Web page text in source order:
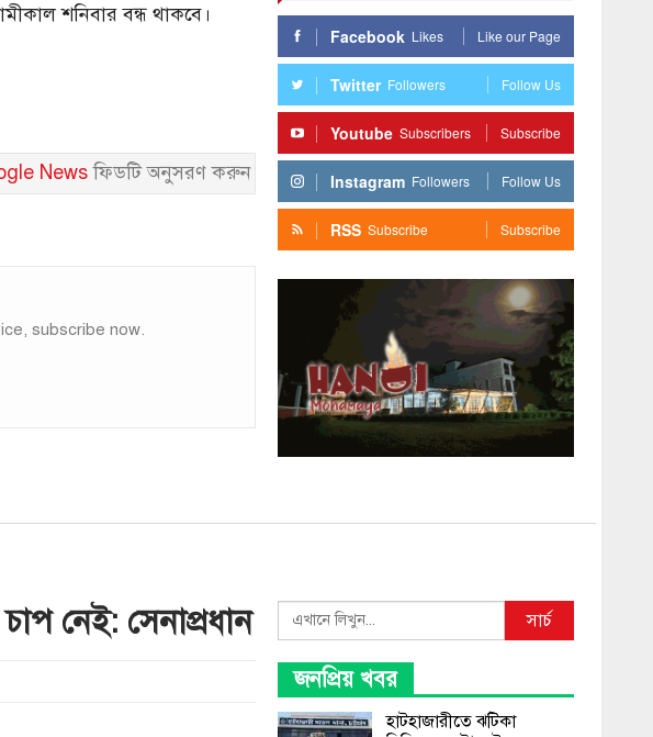
শনিবার বন্ধ থাকবে।
Newsফিডটি অনুসরণ করুন
subscribe now.
Facebook Likes Like our Page
Twitter Followers Follow Us
Youtube Subscribers Subscribe
Instagram Followers Follow Us
RSS Subscribe Subscribe
নেই: সেনাপ্রধান Search সার্চ
জনপ্রিয় খবর
হাটহাজারীতে ঝটিকা